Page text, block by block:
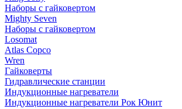
Наборы с гайковертом
Mighty Seven
Наборы с гайковертом
Losomat
Atlas Copco
Wren
Гайковерты
Гидравлические станции
Индукционные нагреватели
Индукционные нагреватели Рок Юнит